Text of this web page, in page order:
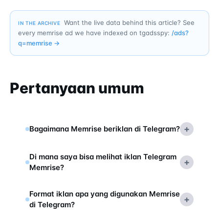
IN THE ARCHIVE
Want the live data behind this article? See
every memrise ad we have indexed on tgadsspy: /ads?
q=memrise →
Pertanyaan umum
Bagaimana Memrise beriklan di Telegram? +
Di mana saya bisa melihat iklan Telegram
Memrise?
+
Format iklan apa yang digunakan Memrise
di Telegram?
+